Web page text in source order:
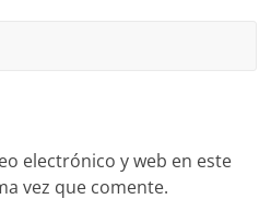
electrónico y web en este
vez que comente.